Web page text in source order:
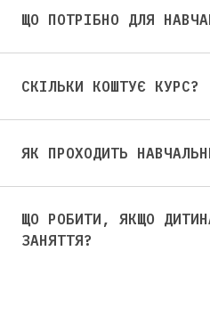
ЩО ПОТРІБНО ДЛЯ
СКІЛЬКИ КОШТУЄ КУРС?
ЯК ПРОХОДИТЬ
ЩО РОБИТИ, ЯКЩО
ЗАНЯТТЯ?